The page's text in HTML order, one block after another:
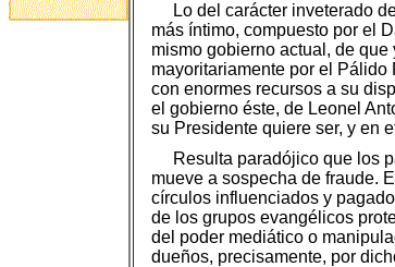
Lo del carácter inveterado
más íntimo, compuesto por el
mismo gobierno actual, de
mayoritariamente por el
con enormes recursos a su
el gobierno éste, de Leonel
su Presidente quiere ser, y en
Resulta paradójico que los
mueve a sospecha de fraude.
círculos influenciados y
de los grupos evangélicos
del poder mediático o
dueños, precisamente, por